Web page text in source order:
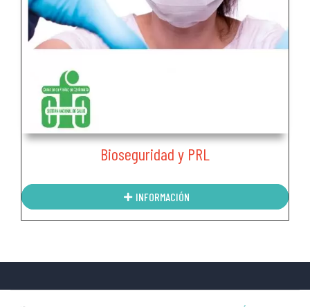
Bioseguridad y PRL
INFORMACIÓN